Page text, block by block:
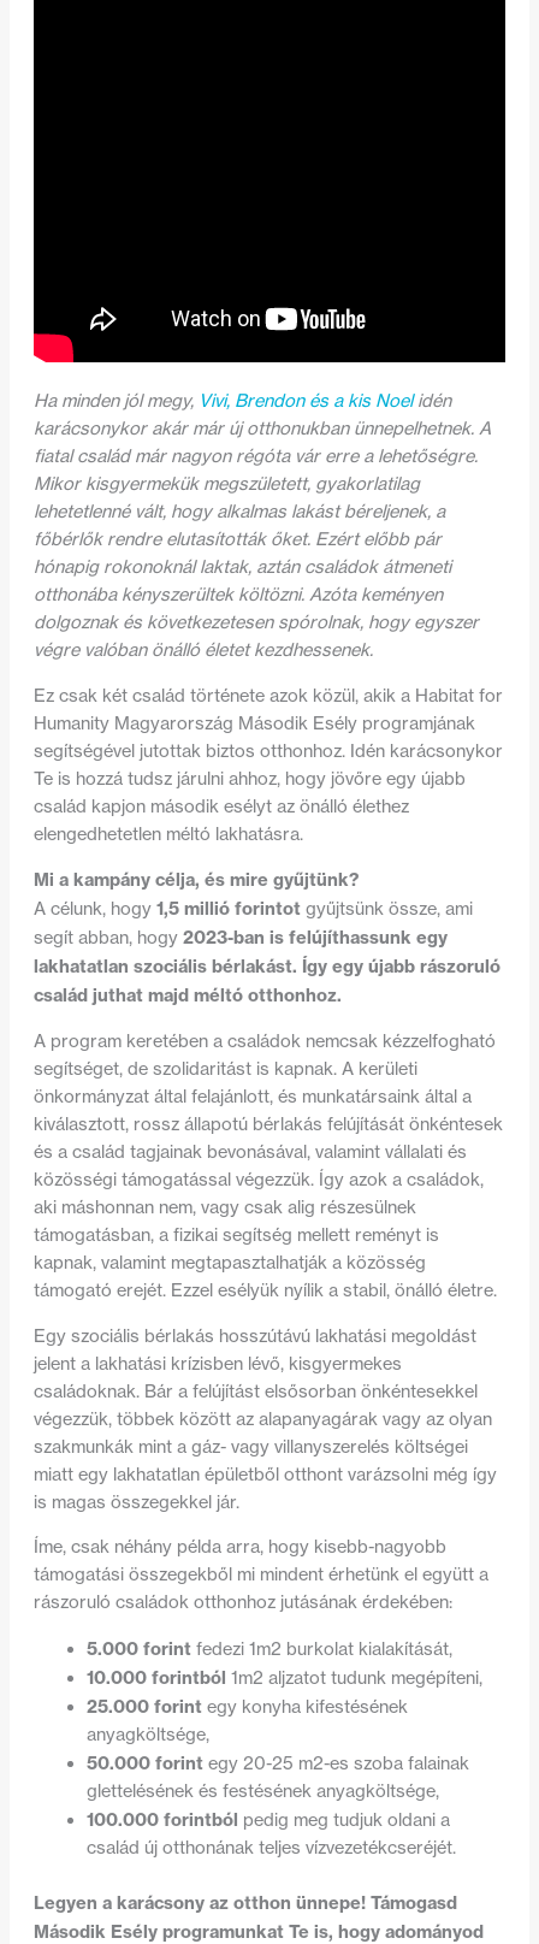
Ha minden jól megy, Vivi, Brendon és a kis Noelidén
karácsonykor akár már új otthonukban ünnepelhetnek. A
fiatal család már nagyon régóta vár erre a lehetőségre.
Mikor kisgyermekük megszületett, gyakorlatilag
lehetetlenné vált, hogy alkalmas lakást béreljenek, a
főbérlők rendre elutasították őket. Ezért előbb pár
hónapig rokonoknál laktak, aztán családok átmeneti
otthonába kényszerültek költözni. Azóta keményen
dolgoznak és következetesen spórolnak, hogy egyszer
végre valóban önálló életet kezdhessenek.
Ez csak két család története azok közül, akik a Habitat for
Humanity Magyarország Második Esély programjának
segítségével jutottak biztos otthonhoz. Idén karácsonykor
Te is hozzá tudsz járulni ahhoz, hogy jövőre egy újabb
család kapjon második esélyt az önálló élethez
elengedhetetlen méltó lakhatásra.
Mi a kampány célja, és mire gyűjtünk?
A célunk, hogy 1,5 millió forintotgyűjtsünk össze, ami
segít abban, hogy2023-ban is felújíthassunk egy
lakhatatlan szociális bérlakást. Így egy újabb rászoruló
család juthat majd méltó otthonhoz.
A program keretében a családok nemcsak kézzelfogható
segítséget, de szolidaritást is kapnak. A kerületi
önkormányzat által felajánlott, és munkatársaink által a
kiválasztott, rossz állapotú bérlakás felújítását önkéntesek
és a család tagjainak bevonásával, valamint vállalati és
közösségi támogatással végezzük. Így azok a családok,
aki máshonnan nem, vagy csak alig részesülnek
támogatásban, a fizikai segítség mellett reményt is
kapnak, valamint megtapasztalhatják a közösség
támogató erejét. Ezzel esélyük nyílik a stabil, önálló életre.
Egy szociális bérlakás hosszútávú lakhatási megoldást
jelent a lakhatási krízisben lévő, kisgyermekes
családoknak. Bár a felújítást elsősorban önkéntesekkel
végezzük, többek között az alapanyagárak vagy az olyan
szakmunkák mint a gáz- vagy villanyszerelés költségei
miatt egy lakhatatlan épületből otthont varázsolni még így
is magas összegekkel jár.
Íme, csak néhány példa arra, hogy kisebb-nagyobb
támogatási összegekből mi mindent érhetünk el együtt a
rászoruló családok otthonhoz jutásának érdekében:
5.000 forintfedezi 1m2 burkolat kialakítását,
10.000 forintból 1m2 aljzatot tudunk megépíteni,
25.000 forintegy konyha kifestésének
anyagköltsége,
50.000 forintegy 20-25 m2-es szoba falainak
glettelésének és festésének anyagköltsége,
100.000 forintból pedig meg tudjuk oldani a
család új otthonának teljes vízvezetékcseréjét.
Legyen a karácsony az otthon ünnepe! Támogasd
Második Esély programunkat Te is, hogy adományod